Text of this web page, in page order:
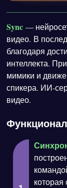
Sync —
видео. В
благодаря
интеллекта.
мимики и
спикера. ИИ-
видео.
которая